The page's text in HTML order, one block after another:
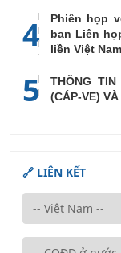
4
Phiên họp
ban Liên
liền Việt
5
THÔNG TIN
(CÁP-VE)
🔗 LIÊN KẾT